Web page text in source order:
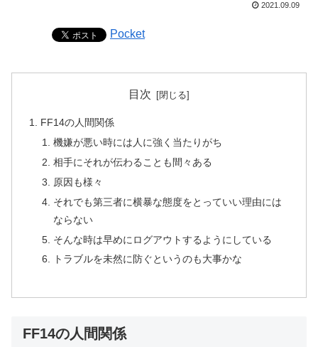
2021.09.09
Pocket
目次
FF14の人間関係
機嫌が悪い時には人に強く当たりがち
相手にそれが伝わることも間々ある
原因も様々
それでも第三者に横暴な態度をとっていい理由には
ならない
そんな時は早めにログアウトするようにしている
トラブルを未然に防ぐというのも大事かな
FF14の人間関係